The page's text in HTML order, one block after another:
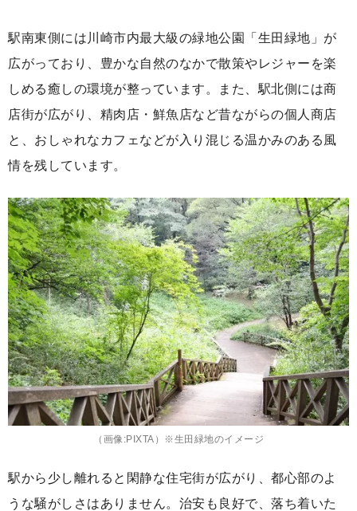
駅南東側には川崎市内最大級の緑地公園「生田緑地」が
広がっており、豊かな自然のなかで散策やレジャーを楽
しめる癒しの環境が整っています。また、駅北側には商
店街が広がり、精肉店・鮮魚店など昔ながらの個人商店
と、おしゃれなカフェなどが入り混じる温かみのある風
情を残しています。
（画像:PIXTA）※生田緑地のイメージ
駅から少し離れると閑静な住宅街が広がり、都心部のよ
うな騒がしさはありません。治安も良好で、落ち着いた